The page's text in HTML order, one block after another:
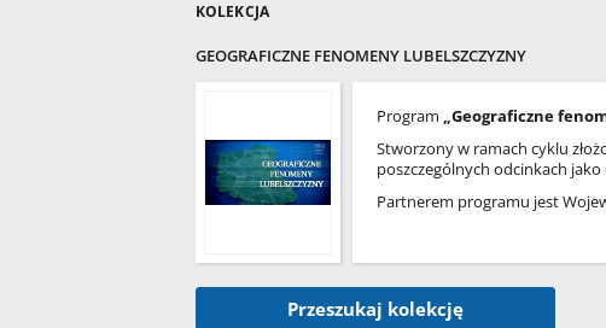
KOLEKCJA
GEOGRAFICZNE FENOMENY LUBELSZCZYZNY
Program „Geograficzne
Stworzony w ramach cyklu
poszczególnych odcinkach
Partnerem programu jest
Przeszukaj kolekcję